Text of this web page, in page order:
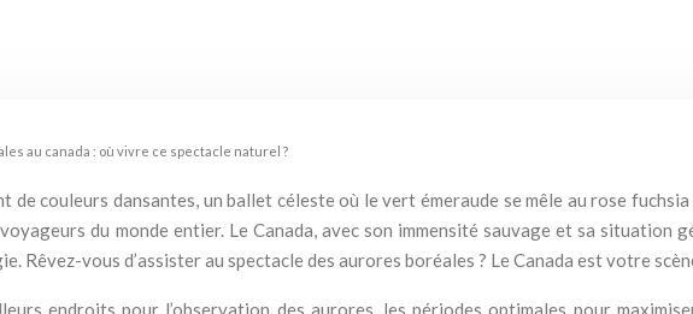
au canada : où vivre ce spectacle naturel ?
de couleurs dansantes, un ballet céleste où le vert émeraude se mêle au rose
du monde entier. Le Canada, avec son immensité sauvage et sa
Rêvez-vous d’assister au spectacle des aurores boréales ? Le Canada est votre
endroits pour l’observation des aurores, les périodes optimales pour